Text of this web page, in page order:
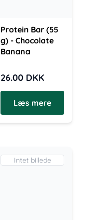
Protein Bar (55
g) - Chocolate
Banana
26.00 DKK
Læs mere
Intet billede